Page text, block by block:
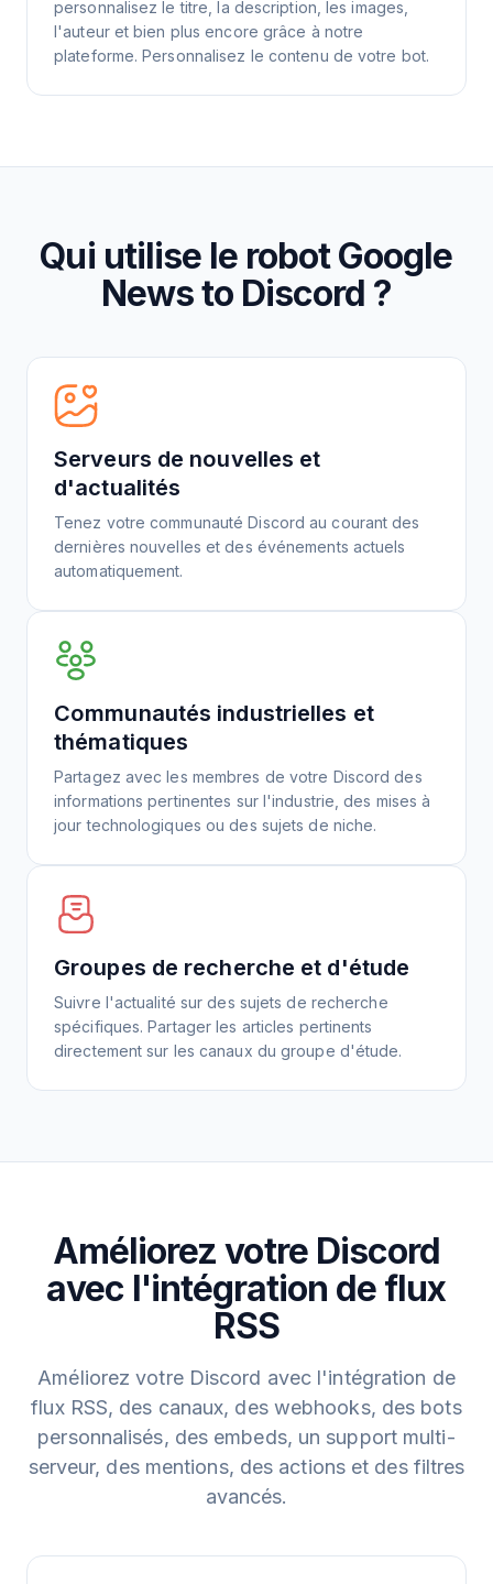
personnalisez le titre, la description, les images,
l'auteur et bien plus encore grâce à notre
plateforme. Personnalisez le contenu de votre bot.
Qui utilise le robot Google
News to Discord ?
Serveurs de nouvelles et
d'actualités
Tenez votre communauté Discord au courant des
dernières nouvelles et des événements actuels
automatiquement.
Communautés industrielles et
thématiques
Partagez avec les membres de votre Discord des
informations pertinentes sur l'industrie, des mises à
jour technologiques ou des sujets de niche.
Groupes de recherche et d'étude
Suivre l'actualité sur des sujets de recherche
spécifiques. Partager les articles pertinents
directement sur les canaux du groupe d'étude.
Améliorez votre Discord
avec l'intégration de flux
RSS
Améliorez votre Discord avec l'intégration de
flux RSS, des canaux, des webhooks, des bots
personnalisés, des embeds, un support multi-
serveur, des mentions, des actions et des filtres
avancés.